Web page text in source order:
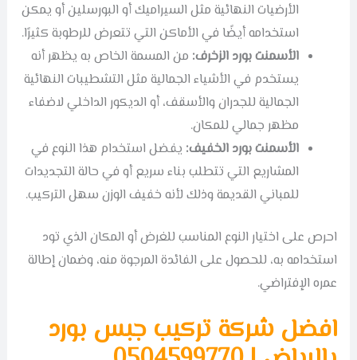
الأرضيات النهائية مثل السيراميك أو البورسلين أو يمكن
استخدامه أيضًا في الأماكن التي تتعرض للرطوبة كثيرًا.
الأسمنت بورد الزخرف: من المسمة الخاص به يظهر أنه
يستخدم في الأشياء الجمالية مثل التشطيبات النهائية
الجمالية للجدران والأسقف، أو الديكور الداخلي لاضفاء
مظهر جمالي للمكان.
الأسمنت بورد الخفيف: يفضل استخدام هذا النوع في
المشاريع التي تتطلب بناء سريع أو في حالة التجديدات
للمباني القديمة وذلك لأنه خفيف الوزن سهل التركيب.
احرص على اختيار النوع المناسب للغرض أو المكان الذي تود
استخدامه به، للحصول على الفائدة المرجوة منه، وضمان إطالة
عمره الإفتراضي.
افضل شركة تركيب جبس بورد